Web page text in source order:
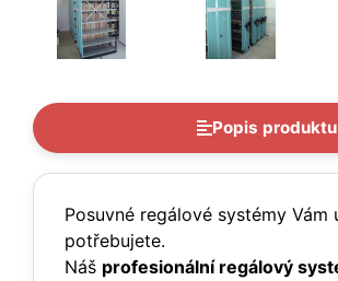
Popis produktu
Posuvné regálové systémy
potřebujete.
Náš profesionální regálový